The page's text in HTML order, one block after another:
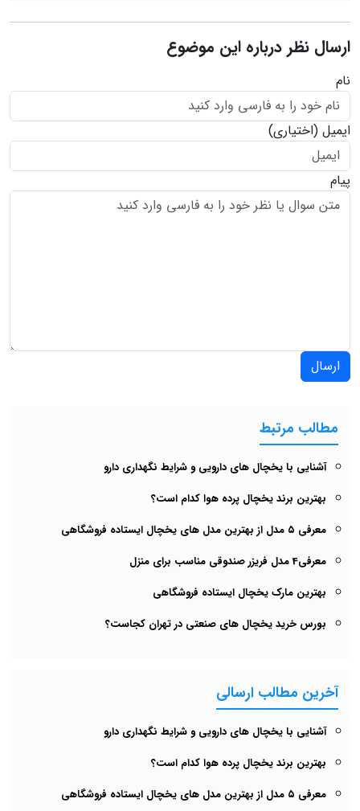
ارسال نظر درباره این موضوع
نام
ایمیل (اختیاری)
پیام
ارسال
مطالب مرتبط
آشنایی با یخچال های دارویی و شرایط نگهداری دارو
بهترین برند یخچال پرده هوا کدام است؟
معرفی ۵ مدل از بهترین مدل های یخچال‌ ایستاده فروشگاهی
معرفی4 مدل فریزر صندوقی مناسب برای منزل
بهترین مارک یخچال ایستاده فروشگاهی
بورس خرید یخچال های صنعتی در تهران کجاست؟
آخرین مطالب ارسالی
آشنایی با یخچال های دارویی و شرایط نگهداری دارو
بهترین برند یخچال پرده هوا کدام است؟
معرفی ۵ مدل از بهترین مدل های یخچال‌ ایستاده فروشگاهی